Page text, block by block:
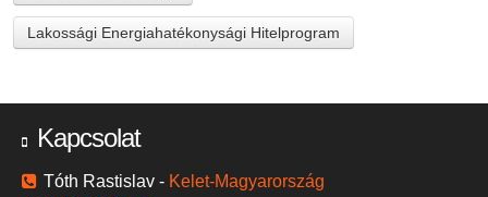
Lakossági Energiahatékonysági Hitelprogram
Kapcsolat
Tóth Rastislav - Kelet-Magyarország